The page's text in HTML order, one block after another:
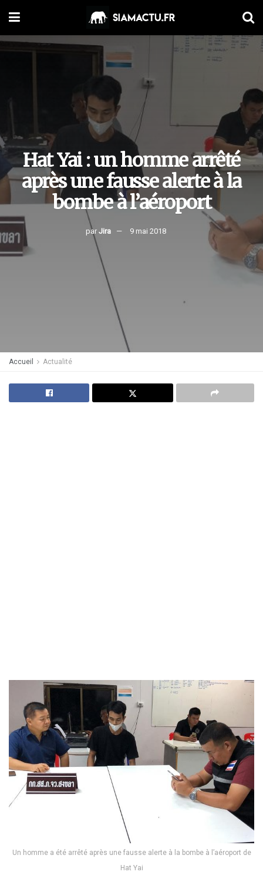
Hat Yai : un homme arrêté
après une fausse alerte à la
bombe à l’aéroport
par Jira 9 mai 2018
Accueil Actualité
Un homme a été arrêté après une fausse alerte à la bombe à l’aéroport de
Hat Yai